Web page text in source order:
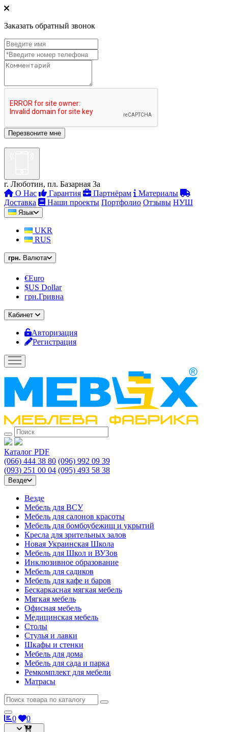
Заказать обратный звонок
г. Люботин, пл. Базарная 3а
О Нас
Гарантия Партнёрам
Материалы
Доставка
Наши проекты Портфолио Отзывы НУШ
Язык
UKR
RUS
грн. Валюта
€Euro
$US Dollar
грн.Гривна
Кабинет
Авторизация
Регистрация
Каталог PDF
(066) 444 38 80 (096) 992 09 39
(093) 251 00 04 (095) 493 58 38
Везде
Везде
Мебель для ВСУ
Мебель для салонов красоты
Мебель для бомбоубежищ и укрытий
Кресла для зрительных залов
Новая Украинская Школа
Мебель для Школ и ВУЗов
Инклюзивное образование
Мебель для садиков
Мебель для кафе и баров
Бескаркасная мягкая мебель
Мягкая мебель
Офисная мебель
Медицинская мебель
Столы
Стулья и лавки
Шкафы и стенки
Мебель для дома
Мебель для сада и парка
Ремкомплект для мебели
Матрасы
0 0